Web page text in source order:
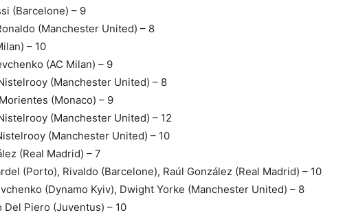
(Barcelone) – 9
(Manchester United) – 8
– 10
(AC Milan) – 9
(Manchester United) – 8
(Monaco) – 9
(Manchester United) – 12
(Manchester United) – 10
(Real Madrid) – 7
(Porto), Rivaldo (Barcelone), Raúl González (Real Madrid) – 10
(Dynamo Kyiv), Dwight Yorke (Manchester United) – 8
Del Piero (Juventus) – 10